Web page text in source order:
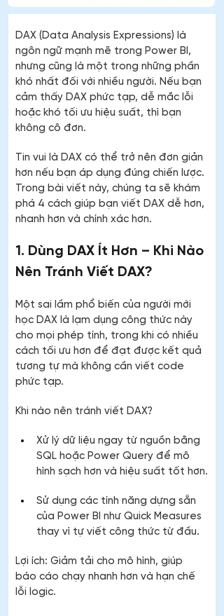
DAX (Data Analysis Expressions) là
ngôn ngữ mạnh mẽ trong Power BI,
nhưng cũng là một trong những phần
khó nhất đối với nhiều người. Nếu bạn
cảm thấy DAX phức tạp, dễ mắc lỗi
hoặc khó tối ưu hiệu suất, thì bạn
không cô đơn.
Tin vui là DAX có thể trở nên đơn giản
hơn nếu bạn áp dụng đúng chiến lược.
Trong bài viết này, chúng ta sẽ khám
phá 4 cách giúp bạn viết DAX dễ hơn,
nhanh hơn và chính xác hơn.
1. Dùng DAX Ít Hơn – Khi Nào
Nên Tránh Viết DAX?
Một sai lầm phổ biến của người mới
học DAX là lạm dụng công thức này
cho mọi phép tính, trong khi có nhiều
cách tối ưu hơn để đạt được kết quả
tương tự mà không cần viết code
phức tạp.
Khi nào nên tránh viết DAX?
Xử lý dữ liệu ngay từ nguồn bằng
SQL hoặc Power Query để mô
hình sạch hơn và hiệu suất tốt hơn.
Sử dụng các tính năng dựng sẵn
của Power BI như Quick Measures
thay vì tự viết công thức từ đầu.
Lợi ích: Giảm tải cho mô hình, giúp
báo cáo chạy nhanh hơn và hạn chế
lỗi logic.